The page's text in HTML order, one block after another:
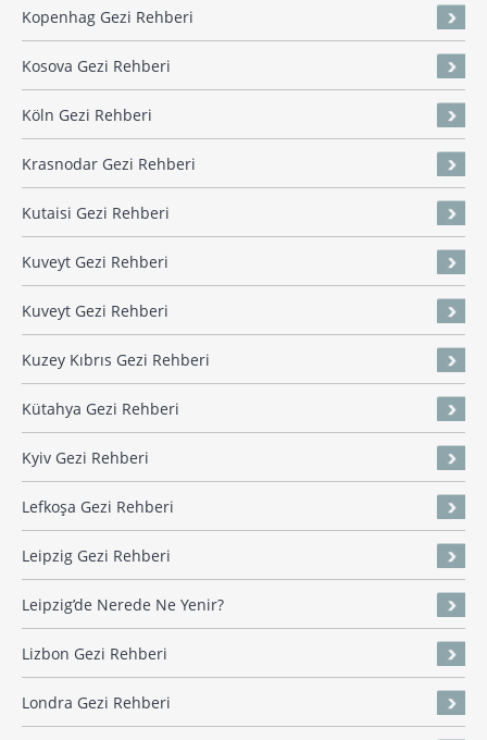
Kopenhag Gezi Rehberi
Kosova Gezi Rehberi
Köln Gezi Rehberi
Krasnodar Gezi Rehberi
Kutaisi Gezi Rehberi
Kuveyt Gezi Rehberi
Kuveyt Gezi Rehberi
Kuzey Kıbrıs Gezi Rehberi
Kütahya Gezi Rehberi
Kyiv Gezi Rehberi
Lefkoşa Gezi Rehberi
Leipzig Gezi Rehberi
Leipzig’de Nerede Ne Yenir?
Lizbon Gezi Rehberi
Londra Gezi Rehberi